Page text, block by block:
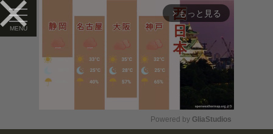
arrow_forward_ios もっと見る
Powered by GliaStudios